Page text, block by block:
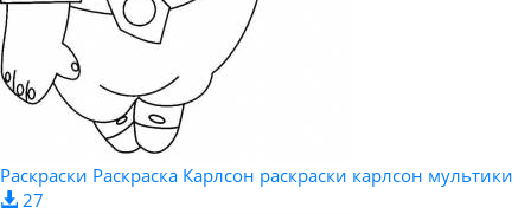
Раскраски Раскраска Карлсон раскраски карлсон мультики
27